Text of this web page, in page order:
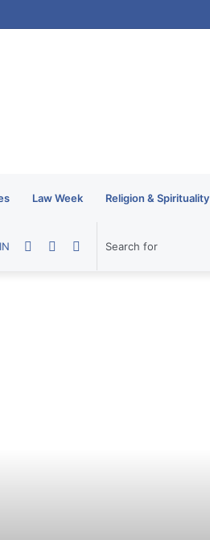
Law Week Religion & Spirituality
Switch
Sidebar
Random